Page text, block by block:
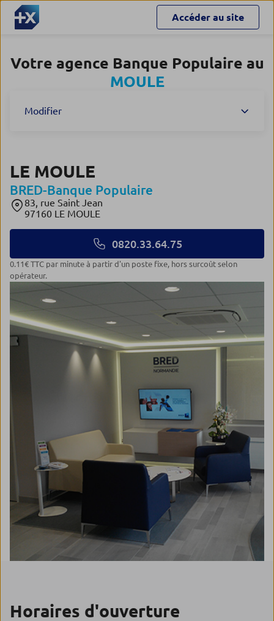
Accéder au site
Votre agence Banque Populaire au
MOULE
Modifier
LE MOULE
BRED-Banque Populaire
83, rue Saint Jean
97160 LE MOULE
0820.33.64.75
0.11€ TTC par minute à partir d'un poste fixe, hors surcoût selon
opérateur.
Horaires d'ouverture